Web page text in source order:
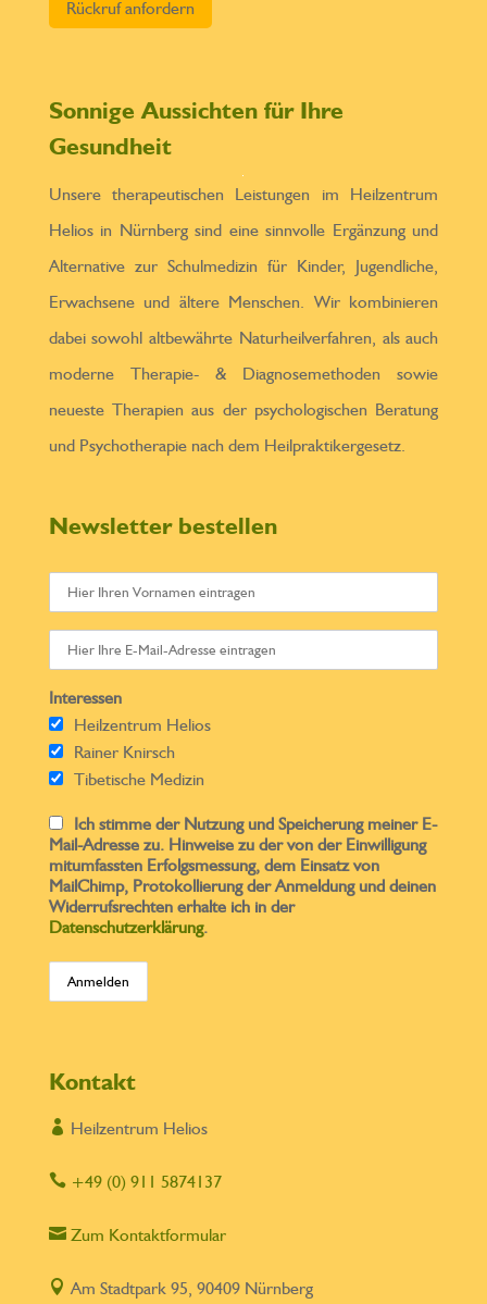
Sonnige Aussichten für Ihre
Gesundheit
Unsere therapeutischen Leistungen im Heilzentrum
Helios in Nürnberg sind eine sinnvolle Ergänzung und
Alternative zur Schulmedizin für Kinder, Jugendliche,
Erwachsene und ältere Menschen. Wir kombinieren
dabei sowohl altbewährte Naturheilverfahren, als auch
moderne Therapie- & Diagnosemethoden sowie
neueste Therapien aus der psychologischen Beratung
und Psychotherapie nach dem Heilpraktikergesetz.
Newsletter bestellen
Interessen
Heilzentrum Helios
Rainer Knirsch
Tibetische Medizin
Ich stimme der Nutzung und Speicherung meiner E-
Mail-Adresse zu. Hinweise zu der von der Einwilligung
mitumfassten Erfolgsmessung, dem Einsatz von
MailChimp, Protokollierung der Anmeldung und deinen
Widerrufsrechten erhalte ich in der
Datenschutzerklärung.
Kontakt
 Heilzentrum Helios
+49 (0) 911 5874137
Zum Kontaktformular
 Am Stadtpark 95, 90409 Nürnberg